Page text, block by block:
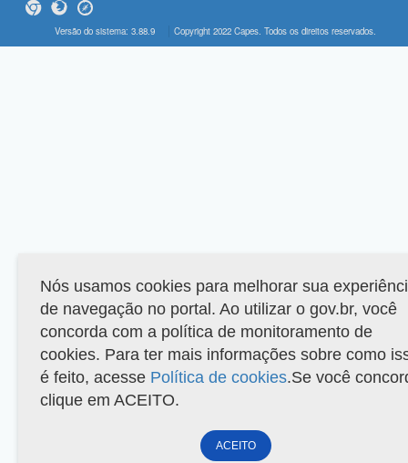
Versão do sistema: 3.88.9 Copyright 2022 Capes. Todos os direitos reservados.
Nós usamos cookies para melhorar sua
de navegação no portal. Ao utilizar o gov.br, você
concorda com a política de monitoramento de
cookies. Para ter mais informações sobre como
é feito, acesse Política de cookies.Se você
clique em ACEITO.
ACEITO